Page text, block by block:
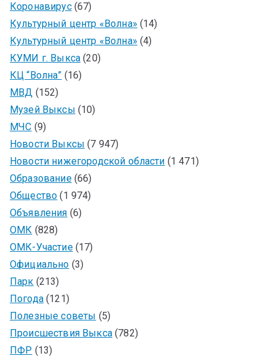
Коронавирус(67)
Культурный центр «Волна» (14)
Культурный центр «Волна» (4)
КУМИ г. Выкса (20)
КЦ “Волна” (16)
МВД (152)
Музей Выксы (10)
МЧС (9)
Новости Выксы (7 947)
Новости нижегородской области (1 471)
Образование(66)
Общество (1 974)
Объявления (6)
ОМК (828)
ОМК-Участие(17)
Официально (3)
Парк (213)
Погода(121)
Полезные советы (5)
Происшествия Выкса(782)
ПФР (13)